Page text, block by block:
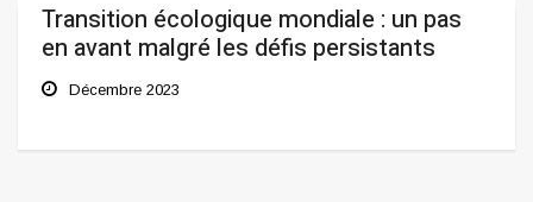
Transition écologique mondiale : un pas
en avant malgré les défis persistants
Décembre 2023